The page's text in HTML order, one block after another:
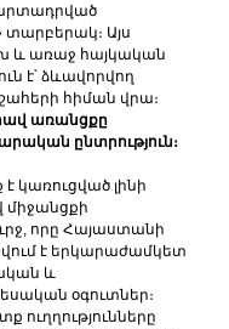
տարբերակ։ Այս
և առաջ հայկական
է՝ ձևավորվող
հիման վրա։
առանցքը
ընտրություն։
կառուցված լինի
միջանցքի
որը Հայաստանի
է երկարաժամկետ
և
օգուտներ։
ուղղությունները